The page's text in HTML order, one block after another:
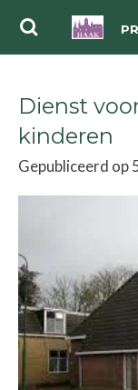
Ga
de
hoofdinhoud
Dienst
kinderen
Gepubliceerd op